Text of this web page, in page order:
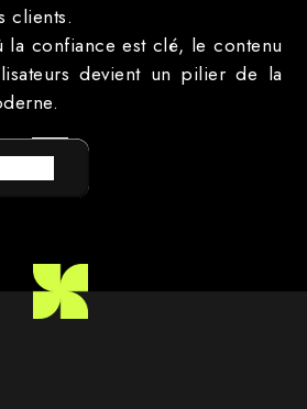
clients.
la confiance est clé, le contenu
devient un pilier de la